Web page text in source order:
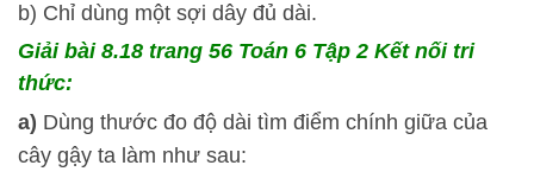
b) Chỉ dùng một sợi dây đủ dài.
Giải bài 8.18 trang 56 Toán 6 Tập 2 Kết nối tri
thức:
a) Dùng thước đo độ dài tìm điểm chính giữa của
cây gậy ta làm như sau: